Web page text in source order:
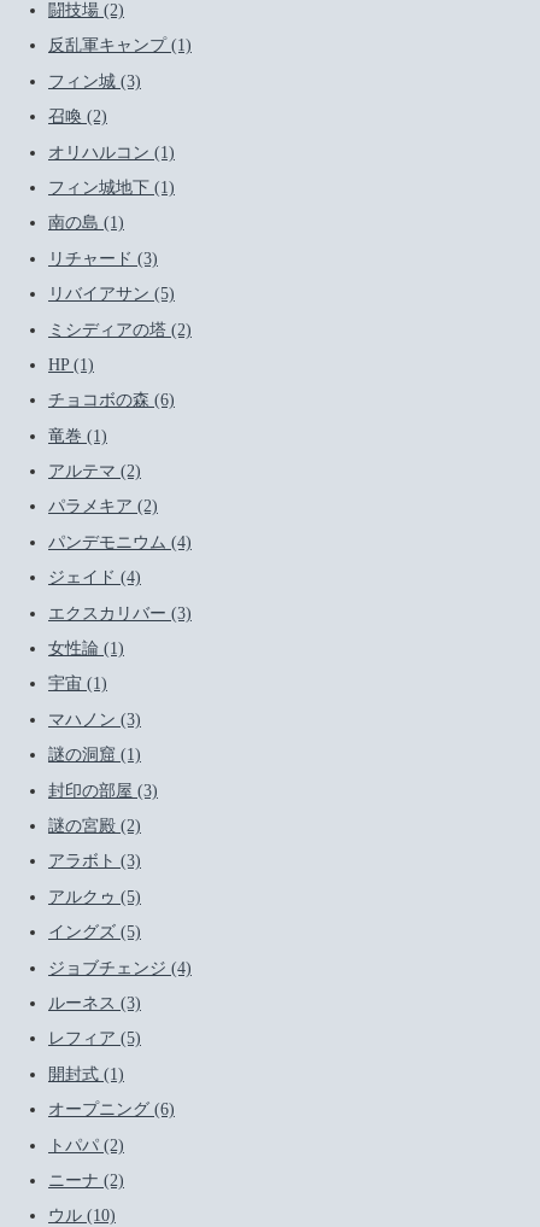
闘技場 (2)
反乱軍キャンプ (1)
フィン城 (3)
召喚 (2)
オリハルコン (1)
フィン城地下 (1)
南の島 (1)
リチャード (3)
リバイアサン (5)
ミシディアの塔 (2)
HP (1)
チョコボの森 (6)
竜巻 (1)
アルテマ (2)
パラメキア (2)
パンデモニウム (4)
ジェイド (4)
エクスカリバー (3)
女性論 (1)
宇宙 (1)
マハノン (3)
謎の洞窟 (1)
封印の部屋 (3)
謎の宮殿 (2)
アラボト (3)
アルクゥ (5)
イングズ (5)
ジョブチェンジ (4)
ルーネス (3)
レフィア (5)
開封式 (1)
オープニング (6)
トパパ (2)
ニーナ (2)
ウル (10)